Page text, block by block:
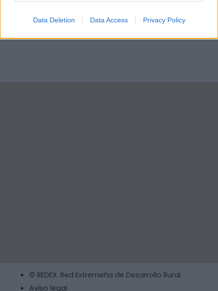
Data Deletion Data Access Privacy Policy
© REDEX. Red Extremeña de Desarrollo Rural
Aviso legal